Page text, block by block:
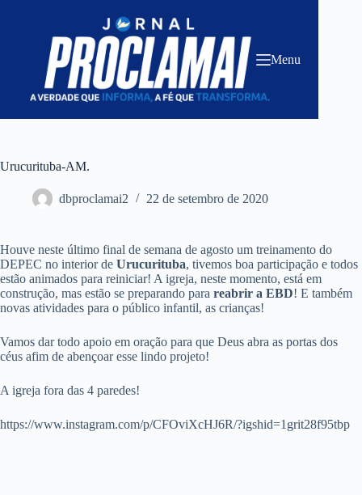
Menu
Urucurituba-AM.
dbproclamai2 22 de setembro de 2020
Houve neste último final de semana de agosto um treinamento do
DEPEC no interior de Urucurituba, tivemos boa participação e todos
estão animados para reiniciar! A igreja, neste momento, está em
construção, mas estão se preparando para reabrir a EBD! E também
novas atividades para o público infantil, as crianças!
Vamos dar todo apoio em oração para que Deus abra as portas dos
céus afim de abençoar esse lindo projeto!
A igreja fora das 4 paredes!
https://www.instagram.com/p/CFOviXcHJ6R/?igshid=1grit28f95tbp